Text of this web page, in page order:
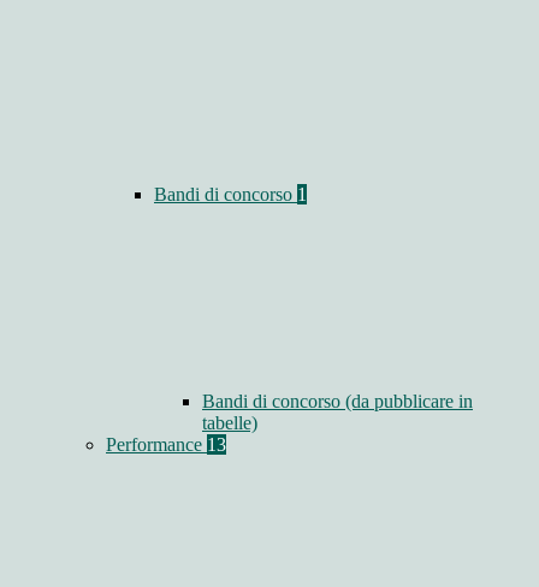
Bandi di concorso 1
Bandi di concorso (da pubblicare in
tabelle)
Performance 13